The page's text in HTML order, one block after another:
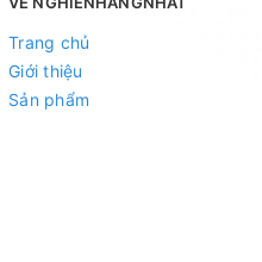
Trang chủ
Giới thiệu
Sản phẩm